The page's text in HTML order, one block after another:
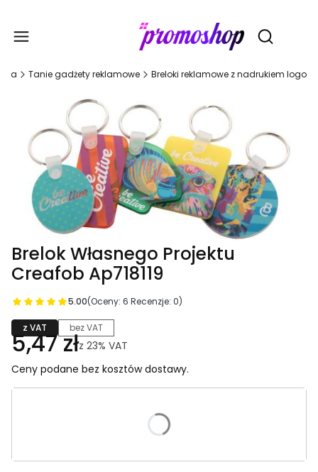
Otwórz
Tanie gadżety reklamowe Breloki reklamowe z nadrukiem logo
Brelok Własnego Projektu
Creafob Ap718119
5.00(Oceny: 6 Recenzje: 0)
z VAT bez VAT
5,47 złz 23% VAT
Ceny podane bez kosztów dostawy.
Poszczególne warianty mogą różnić się ceną